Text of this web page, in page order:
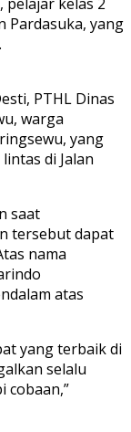
Pardasuka, yang
PTHL Dinas
warga
yang
di Jalan
saat
tersebut dapat
nama
atas
yang terbaik di
selalu
cobaan,”